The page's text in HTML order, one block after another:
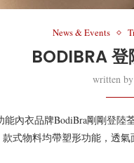
News & Events
BODIBRA
written
內衣品牌BodiBra剛剛登陸
式物料均帶塑形功能，透